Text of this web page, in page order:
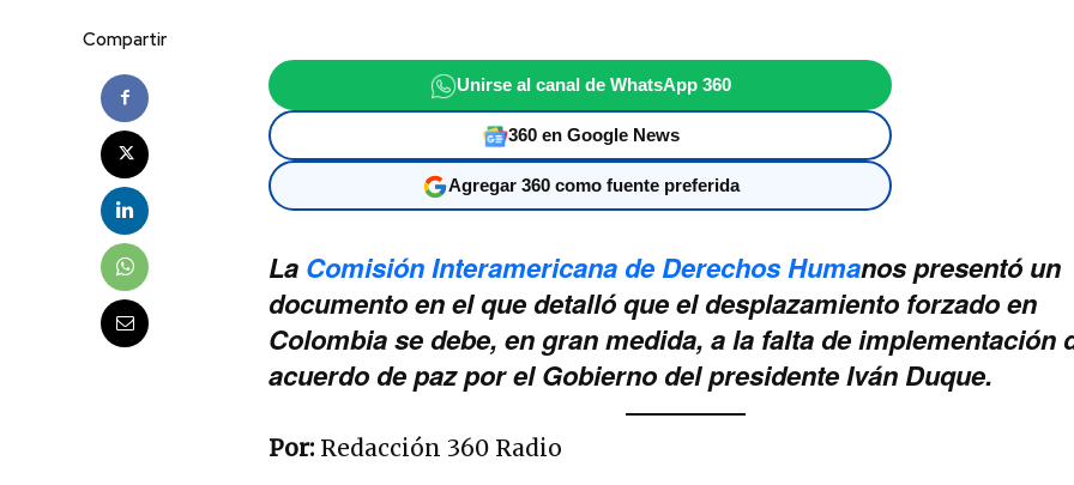
Compartir
Unirse al canal de WhatsApp 360
360 en Google News
Agregar 360 como fuente preferida
La Comisión Interamericana de Derechos Humanos presentó un
documento en el que detalló que el desplazamiento forzado en
Colombia se debe, en gran medida, a la falta de implementación
acuerdo de paz por el Gobierno del presidente Iván Duque.
Por: Redacción 360 Radio